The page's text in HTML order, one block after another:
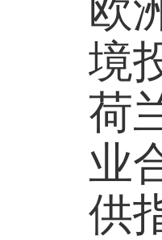
欧
境
荷
业
供